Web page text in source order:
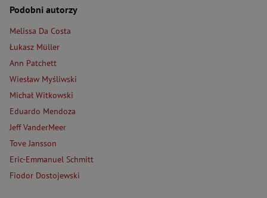
Podobni autorzy
Melissa Da Costa
Łukasz Müller
Ann Patchett
Wiesław Myśliwski
Michał Witkowski
Eduardo Mendoza
Jeff VanderMeer
Tove Jansson
Eric-Emmanuel Schmitt
Fiodor Dostojewski